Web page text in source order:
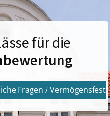
für die
Fragen /